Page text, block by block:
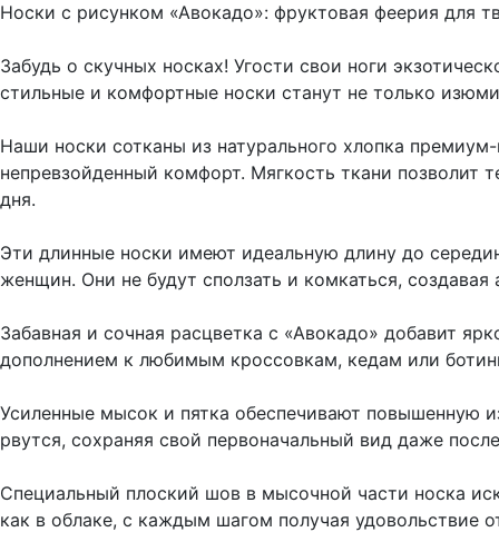
Носки с рисунком «Авокадо»: фруктовая феерия для
Забудь о скучных носках! Угости свои ноги
стильные и комфортные носки станут не только
Наши носки сотканы из натурального хлопка
непревзойденный комфорт. Мягкость ткани позволит
дня.
Эти длинные носки имеют идеальную длину до
женщин. Они не будут сползать и комкаться,
Забавная и сочная расцветка с «Авокадо» добавит
дополнением к любимым кроссовкам, кедам или
Усиленные мысок и пятка обеспечивают повышенную
рвутся, сохраняя свой первоначальный вид даже
Специальный плоский шов в мысочной части носка
как в облаке, с каждым шагом получая удовольствие